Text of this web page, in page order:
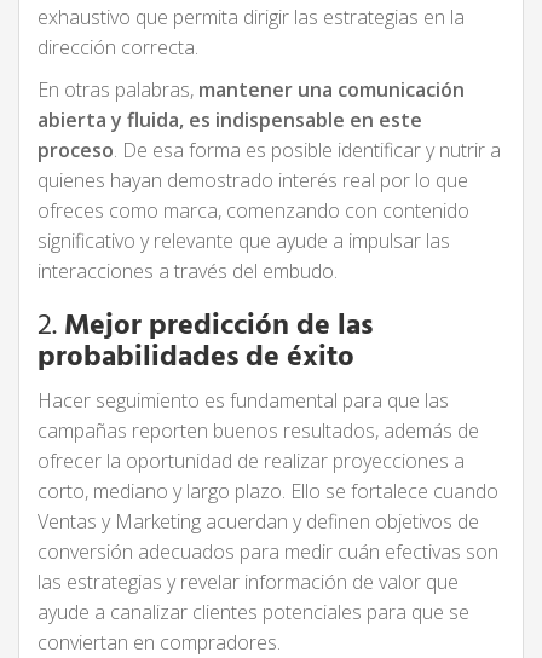
exhaustivo que permita dirigir las estrategias en la
dirección correcta.
En otras palabras, mantener una comunicación
abierta y fluida, es indispensable en este
proceso. De esa forma es posible identificar y nutrir a
quienes hayan demostrado interés real por lo que
ofreces como marca, comenzando con contenido
significativo y relevante que ayude a impulsar las
interacciones a través del embudo.
2.Mejor predicción de las
probabilidades de éxito
Hacer seguimiento es fundamental para que las
campañas reporten buenos resultados, además de
ofrecer la oportunidad de realizar proyecciones a
corto, mediano y largo plazo. Ello se fortalece cuando
Ventas y Marketing acuerdan y definen objetivos de
conversión adecuados para medir cuán efectivas son
las estrategias y revelar información de valor que
ayude a canalizar clientes potenciales para que se
conviertan en compradores.